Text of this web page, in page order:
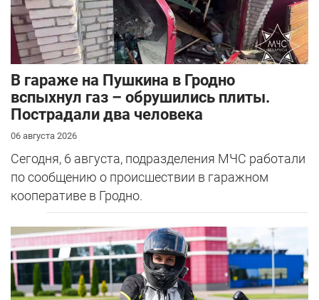
В гараже на Пушкина в Гродно
вспыхнул газ – обрушились плиты.
Пострадали два человека
06 августа 2026
Сегодня, 6 августа, подразделения МЧС работали
по сообщению о происшествии в гаражном
кооперативе в Гродно.